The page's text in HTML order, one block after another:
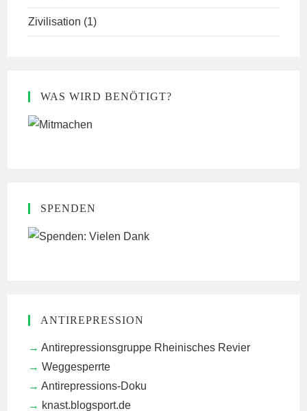
Zivilisation (1)
WAS WIRD BENÖTIGT?
SPENDEN
ANTIREPRESSION
Antirepressionsgruppe Rheinisches Revier
Weggesperrte
Antirepressions-Doku
knast.blogsport.de